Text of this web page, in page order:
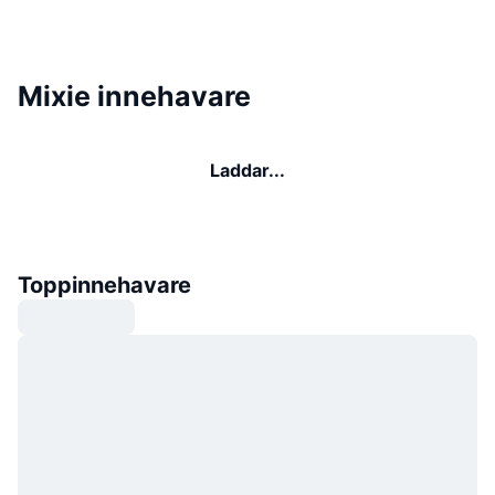
Mixie innehavare
Laddar...
Toppinnehavare